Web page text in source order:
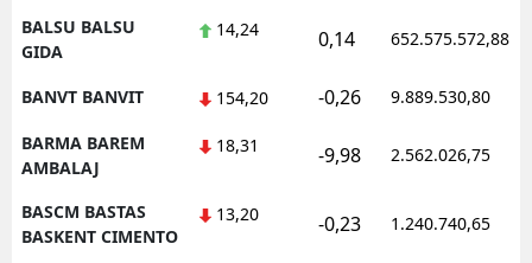
BALSU BALSU
GIDA
14,24 0,14 652.575.572,88
BANVT BANVIT 154,20 -0,26 9.889.530,80
BARMA BAREM
AMBALAJ
18,31 -9,98 2.562.026,75
BASCM BASTAS
BASKENT CIMENTO
13,20 -0,23 1.240.740,65